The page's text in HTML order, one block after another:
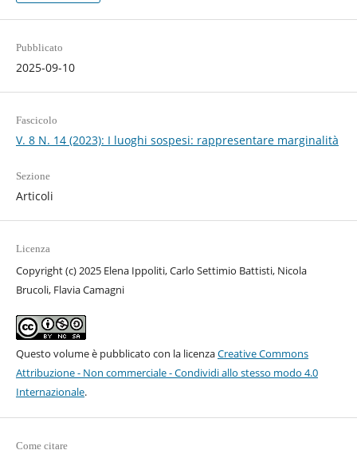
Pubblicato
2025-09-10
Fascicolo
V. 8 N. 14 (2023): I luoghi sospesi: rappresentare marginalità
Sezione
Articoli
Licenza
Copyright (c) 2025 Elena Ippoliti, Carlo Settimio Battisti, Nicola
Brucoli, Flavia Camagni
Questo volume è pubblicato con la licenzaCreative Commons
Attribuzione - Non commerciale - Condividi allo stesso modo 4.0
Internazionale.
Come citare